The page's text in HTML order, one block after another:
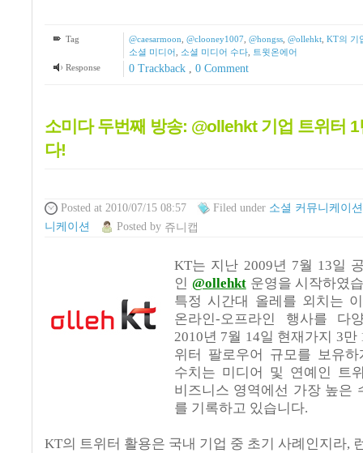
Tag @caesarmoon @clooney1007, @hongss, @ollehkt, KT의 기
소셜 미디어
소셜 미디어 수다,
트윗온에어
Response
0 Trackback , 0 Comment
소미다 두번째 방송: @ollehkt 기업 트위터
다!
Posted at 2010/07/15 08:57 Filedunder 소셜 커뮤니케이
니케이션
Postedby 쥬니캡
KT는 지난 2009년 7월 13일
인 @ollehkt운영을 시작하였
특정 시간대 올레를 외치는
온라인-오프라인 행사를 다
2010년 7월 14일 현재가지 3만
위터 팔로우어 규모를 보유
수치는 미디어 및 연예인 트
비즈니스 영역에선 가장 높은
를 기록하고 있습니다.
KT의 트위터 활용은 국내 기업 중 초기 사례인지라,